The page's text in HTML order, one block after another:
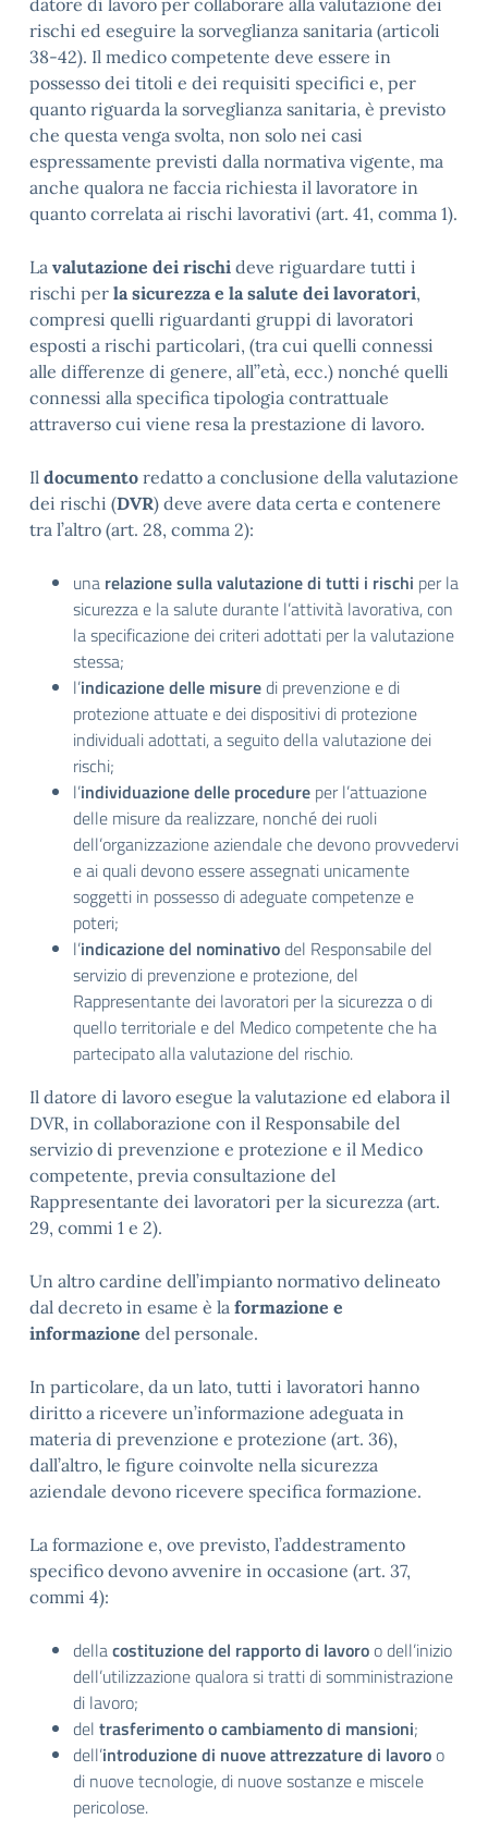
datore di lavoro per collaborare alla valutazione dei
rischi ed eseguire la sorveglianza sanitaria (articoli
38-42). Il medico competente deve essere in
possesso dei titoli e dei requisiti specifici e, per
quanto riguarda la sorveglianza sanitaria, è previsto
che questa venga svolta, non solo nei casi
espressamente previsti dalla normativa vigente, ma
anche qualora ne faccia richiesta il lavoratore in
quanto correlata ai rischi lavorativi (art. 41, comma 1).
La valutazione dei rischi deve riguardare tutti i
rischi per la sicurezza e la salute dei lavoratori,
compresi quelli riguardanti gruppi di lavoratori
esposti a rischi particolari, (tra cui quelli connessi
alle differenze di genere, all’’età, ecc.) nonché quelli
connessi alla specifica tipologia contrattuale
attraverso cui viene resa la prestazione di lavoro.
Il documento redatto a conclusione della valutazione
dei rischi (DVR) deve avere data certa e contenere
tra l’altro (art. 28, comma 2):
una relazione sulla valutazione di tutti i rischi per la
sicurezza e la salute durante l’attività lavorativa, con
la specificazione dei criteri adottati per la valutazione
stessa;
l’indicazione delle misuredi prevenzione e di
protezione attuate e dei dispositivi di protezione
individuali adottati, a seguito della valutazione dei
rischi;
l’individuazione delle procedure per l’attuazione
delle misure da realizzare, nonché dei ruoli
dell’organizzazione aziendale che devono provvedervi
e ai quali devono essere assegnati unicamente
soggetti in possesso di adeguate competenze e
poteri;
l’indicazione del nominativodel Responsabile del
servizio di prevenzione e protezione, del
Rappresentante dei lavoratori per la sicurezza o di
quello territoriale e del Medico competente che ha
partecipato alla valutazione del rischio.
Il datore di lavoro esegue la valutazione ed elabora il
DVR, in collaborazione con il Responsabile del
servizio di prevenzione e protezione e il Medico
competente, previa consultazione del
Rappresentante dei lavoratori per la sicurezza (art.
29, commi 1 e 2).
Un altro cardine dell’impianto normativo delineato
dal decreto in esame è la formazione e
informazione del personale.
In particolare, da un lato, tutti i lavoratori hanno
diritto a ricevere un’informazione adeguata in
materia di prevenzione e protezione (art. 36),
dall’altro, le figure coinvolte nella sicurezza
aziendale devono ricevere specifica formazione.
La formazione e, ove previsto, l’addestramento
specifico devono avvenire in occasione (art. 37,
commi 4):
dellacostituzione del rapporto di lavoro o dell’inizio
dell’utilizzazione qualora si tratti di somministrazione
di lavoro;
del trasferimento o cambiamento di mansioni;
dell’introduzione di nuove attrezzature di lavoro o
di nuove tecnologie, di nuove sostanze e miscele
pericolose.